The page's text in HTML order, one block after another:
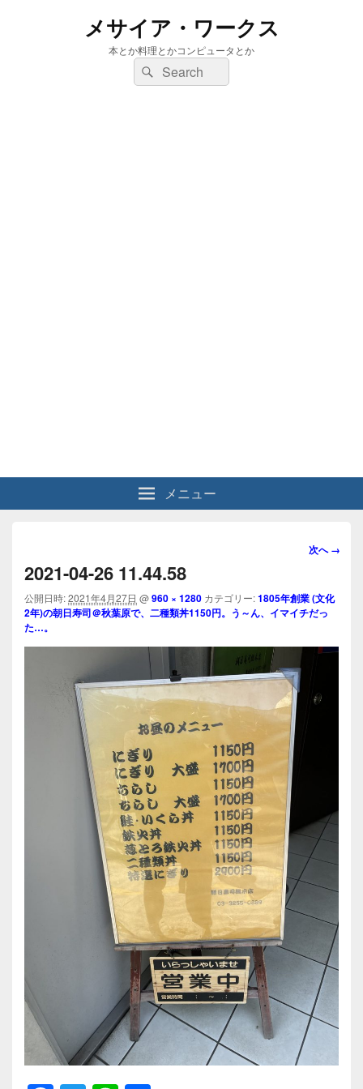
メサイア・ワークス
本とか料理とかコンピュータとか
検
索:
検
索
メニュー
画
ビ
ゲ
シ
次へ →
2021-04-26 11.44.58
公開日時:2021年4月27日 @960 × 1280 カテゴリー:1805年創業 (文化
2年)の朝日寿司＠秋葉原で、二種類丼1150円。う～ん、イマイチだっ
た…。